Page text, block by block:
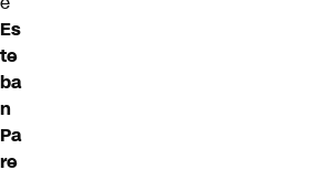
Es
te
ba
n
Pa
re